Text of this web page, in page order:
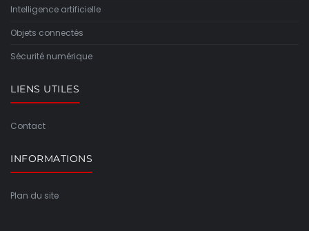
Intelligence artificielle
Objets connectés
Sécurité numérique
LIENS UTILES
Contact
INFORMATIONS
Plan du site